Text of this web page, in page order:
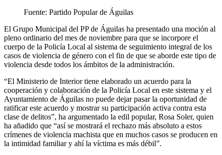
Fuente: Partido Popular de Águilas
El Grupo Municipal del PP de Águilas ha presentado una moción al
pleno ordinario del mes de noviembre para que se incorpore el
cuerpo de la Policía Local al sistema de seguimiento integral de los
casos de violencia de género con el fin de que se aborde este tipo de
violencia desde todos los ámbitos de la administración.
“El Ministerio de Interior tiene elaborado un acuerdo para la
cooperación y colaboración de la Policía Local en este sistema y el
Ayuntamiento de Águilas no puede dejar pasar la oportunidad de
ratificar este acuerdo y mostrar su participación activa contra esta
clase de delitos”, ha argumentado la edil popular, Rosa Soler, quien
ha añadido que “así se mostrará el rechazo más absoluto a estos
crímenes de violencia machista que en muchos casos se producen en
la intimidad familiar y ahí la víctima es más débil”.